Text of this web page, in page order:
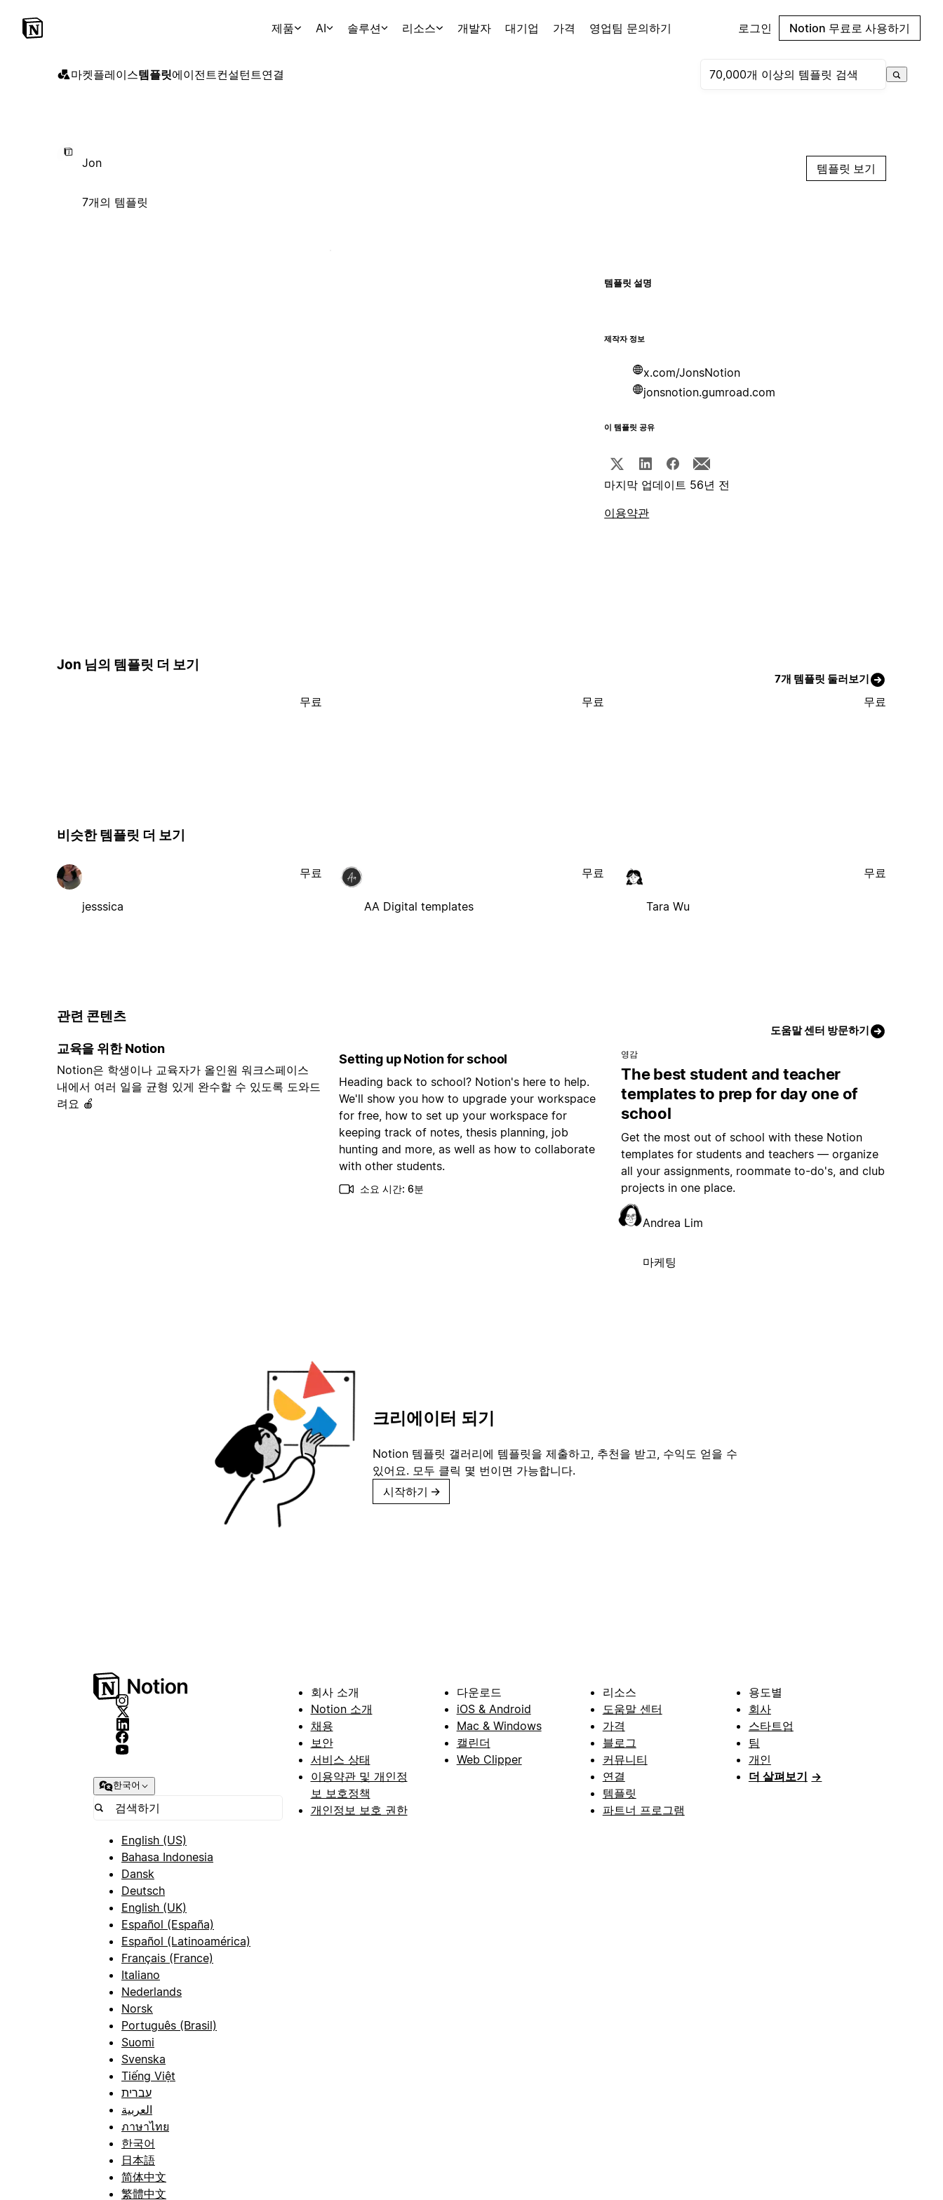
제품 AI 솔루션 리소스 개발자 대기업 가격 영업팀 문의하기 로그인 Notion 무료로 사용하기
마켓플레이스템플릿에이전트컨설턴트연결
Jon
7개의 템플릿
템플릿 보기
템플릿 설명
제작자 정보
x.com/JonsNotion
jonsnotion.gumroad.com
이 템플릿 공유
마지막 업데이트 56년 전
이용약관
Jon 님의 템플릿 더 보기
7개 템플릿 둘러보기
무료 무료 무료
비슷한 템플릿 더 보기
jesssica
무료
AA Digital templates
무료
Tara Wu
무료
관련 콘텐츠
도움말 센터 방문하기
교육을 위한 Notion
Notion은 학생이나 교육자가 올인원 워크스페이스
내에서 여러 일을 균형 있게 완수할 수 있도록 도와드
려요 🍎
Setting up Notion for school
Heading back to school? Notion's here to help.
We'll show you how to upgrade your workspace
for free, how to set up your workspace for
keeping track of notes, thesis planning, job
hunting and more, as well as how to collaborate
with other students.
소요 시간: 6분
영감
The best student and teacher
templates to prep for day one of
school
Get the most out of school with these Notion
templates for students and teachers — organize
all your assignments, roommate to-do's, and club
projects in one place.
Andrea Lim
마케팅
크리에이터 되기
Notion 템플릿 갤러리에 템플릿을 제출하고, 추천을 받고, 수익도 얻을 수
있어요. 모두 클릭 몇 번이면 가능합니다.
시작하기 →
한국어
English (US)
Bahasa Indonesia
Dansk
Deutsch
English (UK)
Español (España)
Español (Latinoamérica)
Français (France)
Italiano
Nederlands
Norsk
Português (Brasil)
Suomi
Svenska
Tiếng Việt
עברית
العربية
ภาษาไทย
한국어
日本語
简体中文
繁體中文
회사 소개
Notion 소개
채용
보안
서비스 상태
이용약관 및 개인정
보 보호정책
개인정보 보호 권한
다운로드
iOS & Android
Mac & Windows
캘린더
Web Clipper
리소스
도움말 센터
가격
블로그
커뮤니티
연결
템플릿
파트너 프로그램
용도별
회사
스타트업
팀
개인
더 살펴보기 →